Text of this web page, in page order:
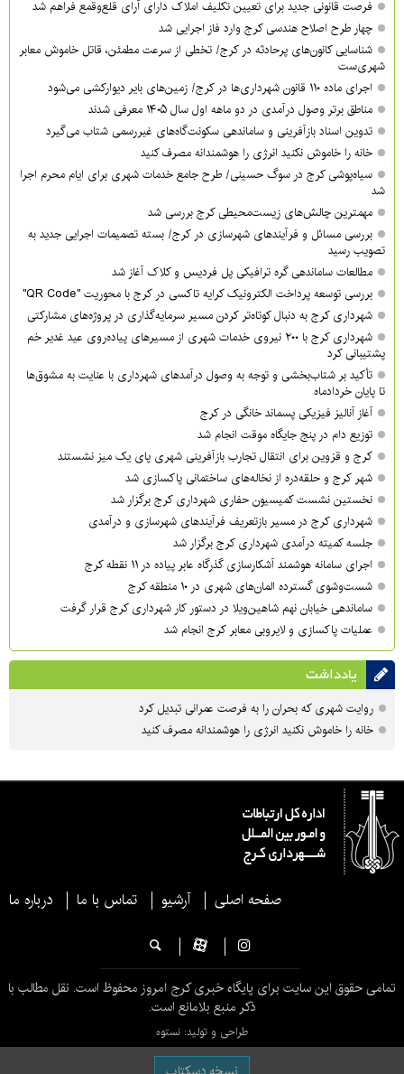
فرصت قانونی جدید برای تعیین تکلیف املاک دارای آرای قلع‌وقمع فراهم شد
چهار طرح اصلاح هندسی کرج وارد فاز اجرایی شد
شناسایی کانون‌های پرحادثه در کرج/ تخطی از سرعت مطمئن، قاتل خاموش معابر
شهری‌ست
اجرای ماده ۱۱۰ قانون شهرداری‌ها در کرج/ زمین‌های بایر دیوارکشی می‌شود
مناطق برتر وصول درآمدی در دو ماهه اول سال ۱۴۰۵ معرفی شدند
تدوین اسناد بازآفرینی و ساماندهی سکونت‌گاه‌های غیررسمی شتاب می‌گیرد
خانه را خاموش نکنید انرژی را هوشمندانه مصرف کنید
سیاه‌پوشی کرج در سوگ حسینی/ طرح جامع خدمات شهری برای ایام محرم اجرا
شد
مهمترین چالش‌های زیست‌محیطی کرج بررسی شد
بررسی مسائل و فرآیندهای شهرسازی در کرج/ بسته تصمیمات اجرایی جدید به
تصویب رسید
مطالعات ساماندهی گره ترافیکی پل فردیس و کلاک آغاز شد
بررسی توسعه پرداخت الکترونیک کرایه تاکسی در کرج با محوریت "QR Code"
شهرداری کرج به دنبال کوتاه‌تر کردن مسیر سرمایه‌گذاری در پروژه‌های مشارکتی
شهرداری کرج با ۲۰۰ نیروی خدمات شهری از مسیرهای پیاده‌روی عید غدیر خم
پشتیبانی کرد
تأکید بر شتاب‌بخشی و توجه به وصول درآمدهای شهرداری با عنایت به مشوق‌ها
تا پایان خردادماه
آغاز آنالیز فیزیکی پسماند خانگی در کرج
توزیع دام در پنج جایگاه موقت انجام شد
کرج و قزوین برای انتقال تجارب بازآفرینی شهری پای یک میز نشستند
شهر کرج و حلقه‌دره از نخاله‌های ساختمانی پاکسازی شد
نخستین نشست کمیسیون حفاری شهرداری کرج برگزار شد
شهرداری کرج در مسیر بازتعریف فرآیندهای شهرسازی و درآمدی
جلسه کمیته درآمدی شهرداری کرج برگزار شد
اجرای سامانه هوشمند آشکارسازی گذرگاه عابر پیاده در ۱۱ نقطه کرج
شست‌وشوی گسترده المان‌های شهری در ۱۰ منطقه کرج
ساماندهی خیابان نهم شاهین‌ویلا در دستور کار شهرداری کرج قرار گرفت
عملیات پاکسازی و لایروبی معابر کرج انجام شد
یادداشت
روایت شهری که بحران را به فرصت عمرانی تبدیل کرد
خانه را خاموش نکنید انرژی را هوشمندانه مصرف کنید
صفحه اصلی آرشیو تماس با ما درباره ما
تمامی حقوق این سایت برای پایگاه خبری کرج امروز محفوظ است. نقل مطالب با
ذکر منبع بلامانع است.
طراحی و تولید: نستوه